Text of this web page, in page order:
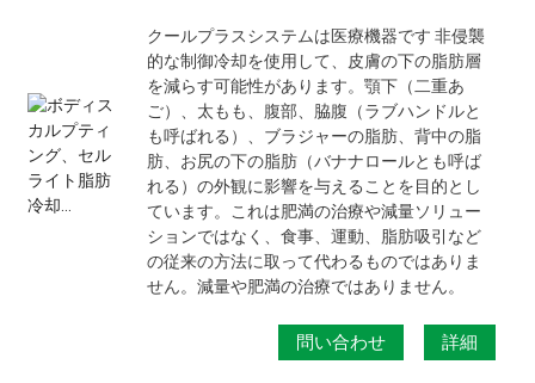
クールプラスシステムは医療機器です 非侵襲
的な制御冷却を使用して、皮膚の下の脂肪層
を減らす可能性があります。顎下（二重あ
ご）、太もも、腹部、脇腹（ラブハンドルと
も呼ばれる）、ブラジャーの脂肪、背中の脂
肪、お尻の下の脂肪（バナナロールとも呼ば
れる）の外観に影響を与えることを目的とし
ています。これは肥満の治療や減量ソリュー
ションではなく、食事、運動、脂肪吸引など
の従来の方法に取って代わるものではありま
せん。減量や肥満の治療ではありません。
問い合わせ 詳細